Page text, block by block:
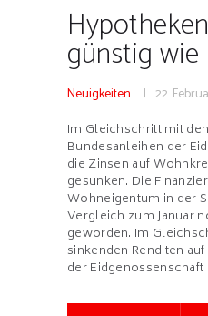
günstig
Neuigkeiten 22.
Im Gleichschritt mit
Bundesanleihen der
die Zinsen auf
gesunken. Die
Wohneigentum in der
Vergleich zum Januar
geworden. Im
sinkenden Renditen
der